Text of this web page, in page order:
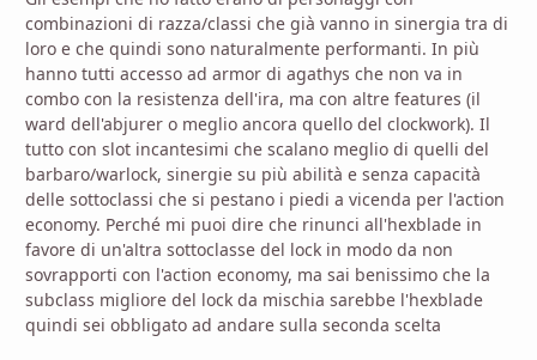
combinazioni di razza/classi che già vanno in sinergia tra di
loro e che quindi sono naturalmente performanti. In più
hanno tutti accesso ad armor di agathys che non va in
combo con la resistenza dell'ira, ma con altre features (il
ward dell'abjurer o meglio ancora quello del clockwork). Il
tutto con slot incantesimi che scalano meglio di quelli del
barbaro/warlock, sinergie su più abilità e senza capacità
delle sottoclassi che si pestano i piedi a vicenda per l'action
economy. Perché mi puoi dire che rinunci all'hexblade in
favore di un'altra sottoclasse del lock in modo da non
sovrapporti con l'action economy, ma sai benissimo che la
subclass migliore del lock da mischia sarebbe l'hexblade
quindi sei obbligato ad andare sulla seconda scelta